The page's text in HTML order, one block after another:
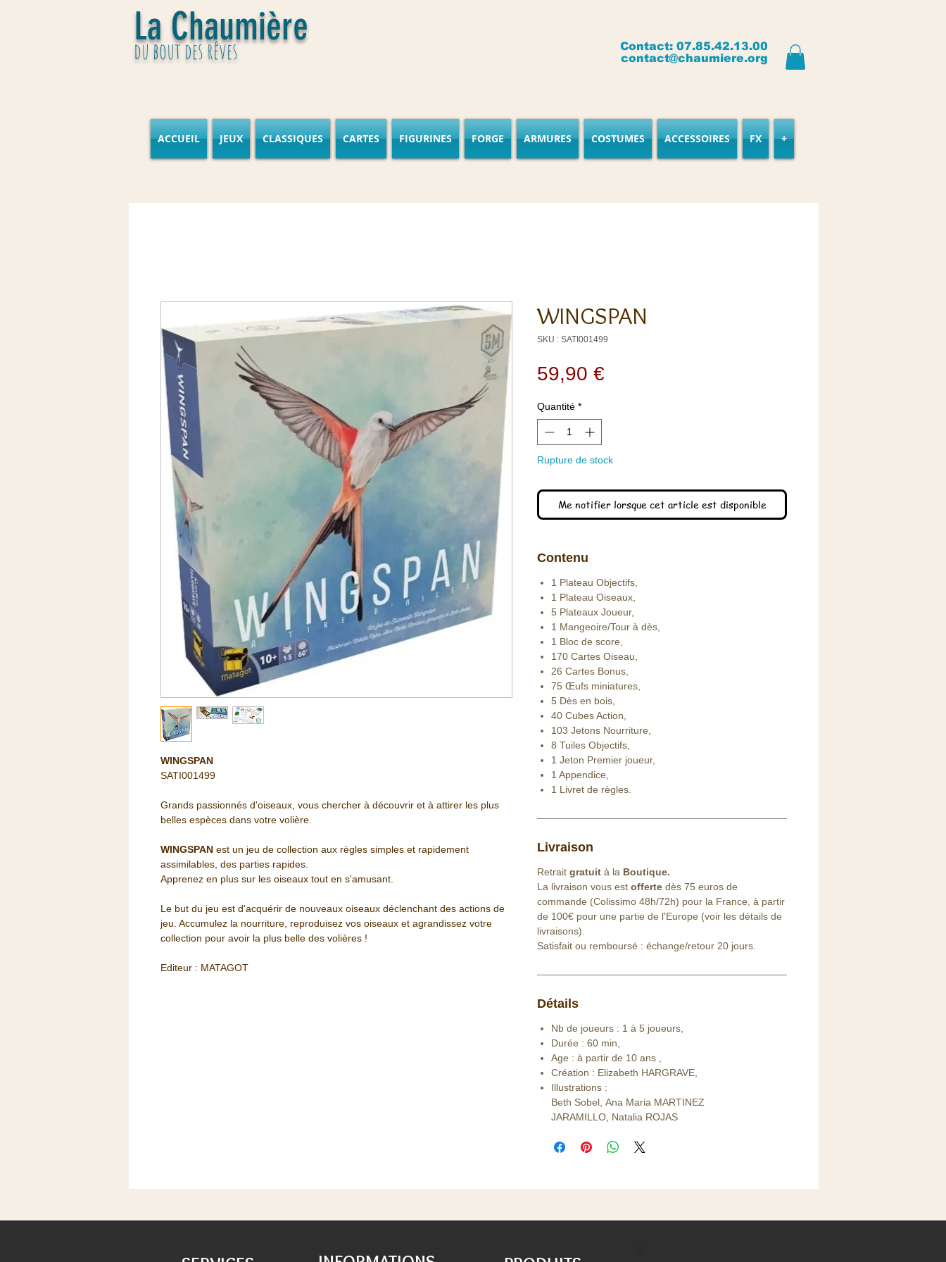
La Chaumière
du bout des rêves
Contact: 07.85.42.13.00
contact@chaumiere.org
ACCUEIL JEUX CLASSIQUES CARTES FIGURINES FORGE ARMURES COSTUMES ACCESSOIRES FX +
WINGSPAN
SATI001499
Grands passionnés d'oiseaux, vous chercher à découvrir et à attirer les plus
belles espèces dans votre volière.
WINGSPAN est un jeu de collection aux règles simples et rapidement
assimilables, des parties rapides.
Apprenez en plus sur les oiseaux tout en s'amusant.
Le but du jeu est d'acquérir de nouveaux oiseaux déclenchant des actions de
jeu. Accumulez la nourriture, reproduisez vos oiseaux et agrandissez votre
collection pour avoir la plus belle des volières !
Editeur : MATAGOT
WINGSPAN
SKU : SATI001499
59,90 €
Quantité *
Rupture de stock
Me notifier lorsque cet article est disponible
Contenu
1 Plateau Objectifs,
1 Plateau Oiseaux,
5 Plateaux Joueur,
1 Mangeoire/Tour à dès,
1 Bloc de score,
170 Cartes Oiseau,
26 Cartes Bonus,
75 Œufs miniatures,
5 Dès en bois,
40 Cubes Action,
103 Jetons Nourriture,
8 Tuiles Objectifs,
1 Jeton Premier joueur,
1 Appendice,
1 Livret de règles.
Livraison
Retrait gratuit à la Boutique.
La livraison vous est offerte dès 75 euros de
commande (Colissimo 48h/72h) pour la France, à partir
de 100€ pour une partie de l'Europe (voir les détails de
livraisons).
Satisfait ou remboursé : échange/retour 20 jours.
Détails
Nb de joueurs : 1 à 5 joueurs,
Durée : 60 min,
Age : à partir de 10 ans ,
Création : Elizabeth HARGRAVE,
Illustrations :
Beth Sobel, Ana Maria MARTINEZ
JARAMILLO, Natalia ROJAS